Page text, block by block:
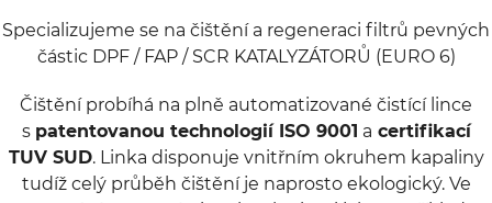
Specializujeme se na čištění a regeneraci filtrů pevných
částic DPF / FAP / SCR KATALYZÁTORŮ (EURO 6)
Čištění probíhá na plně automatizované čistící lince
s patentovanou technologií ISO 9001 a certifikací
TUV SUD. Linka disponuje vnitřním okruhem kapaliny
tudíž celý průběh čištění je naprosto ekologický. Ve